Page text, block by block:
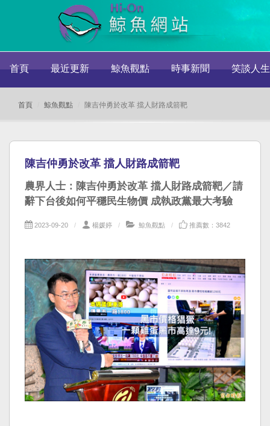
首頁 最近更新 鯨魚觀點 時事新聞 笑談人生
首頁 鯨魚觀點 陳吉仲勇於改革 擋人財路成箭靶
陳吉仲勇於改革 擋人財路成箭靶
農界人士：陳吉仲勇於改革 擋人財路成箭靶／請
辭下台後如何平穩民生物價 成執政黨最大考驗
2023-09-20 楊媛婷 鯨魚觀點 推薦數：3842